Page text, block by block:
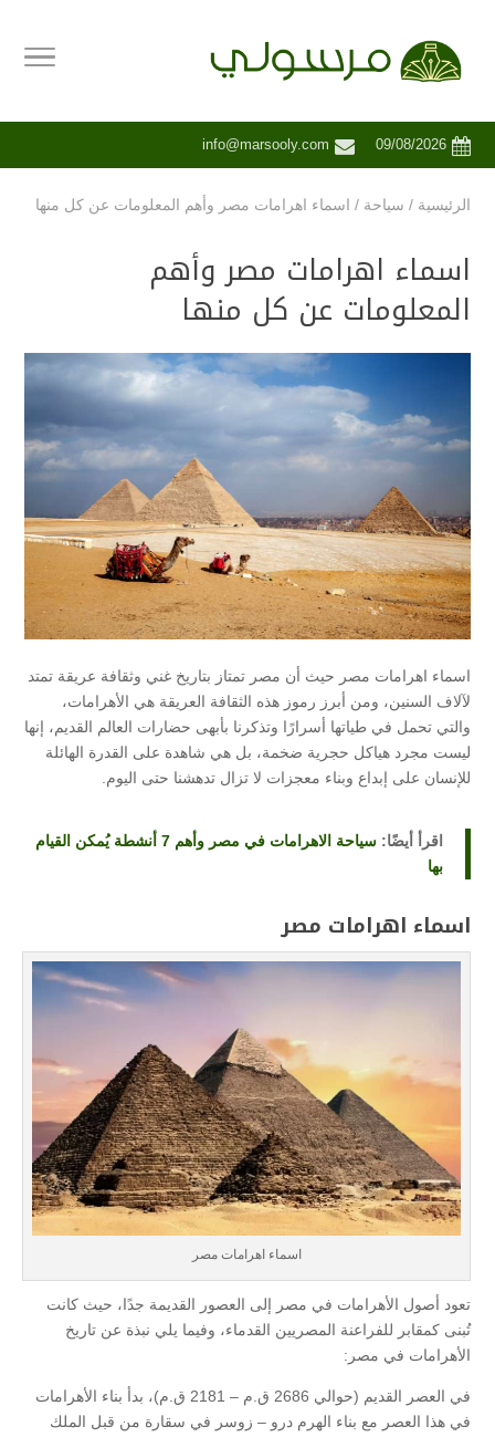
09/08/2026
info@marsooly.com
الرئيسية / سياحة / اسماء اهرامات مصر وأهم المعلومات عن كل منها
اسماء اهرامات مصر وأهم
المعلومات عن كل منها
اسماء اهرامات مصر حيث أن مصر تمتاز بتاريخ غني وثقافة عريقة تمتد
لآلاف السنين، ومن أبرز رموز هذه الثقافة العريقة هي الأهرامات،
والتي تحمل في طياتها أسرارًا وتذكرنا بأبهى حضارات العالم القديم، إنها
ليست مجرد هياكل حجرية ضخمة، بل هي شاهدة على القدرة الهائلة
للإنسان على إبداع وبناء معجزات لا تزال تدهشنا حتى اليوم.
اقرأ أيضًا:
سياحة الاهرامات في مصر وأهم 7 أنشطة يُمكن القيام
بها
اسماء اهرامات مصر
اسماء اهرامات مصر
تعود أصول الأهرامات في مصر إلى العصور القديمة جدًا، حيث كانت
تُبنى كمقابر للفراعنة المصريين القدماء، وفيما يلي نبذة عن تاريخ
الأهرامات في مصر:
في العصر القديم (حوالي 2686 ق.م – 2181 ق.م)، بدأ بناء الأهرامات
في هذا العصر مع بناء الهرم درو – زوسر في سقارة من قبل الملك